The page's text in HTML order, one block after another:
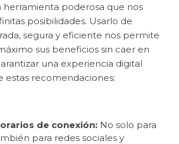
herramienta poderosa que nos
posibilidades. Usarlo de
segura y eficiente nos permite
sus beneficios sin caer en
una experiencia digital
estas recomendaciones:
de conexión: No solo para
para redes sociales y